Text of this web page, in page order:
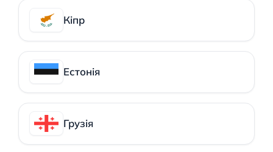
Кіпр
Естонія
Грузія